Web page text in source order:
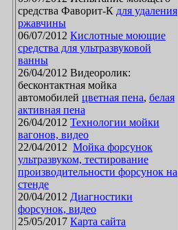
средства Фаворит-К для удаления
ржавчины
06/07/2012 Кислотные моющие
средства для ультразвуковой
ванны
26/04/2012 Видеоролик:
бесконтактная мойка
автомобилей цветная пена, белая
активная пена
26/04/2012 Технологии мойки
вагонов, видео
22/04/2012 Мойка форсунок
ультразвуком, тестирование
производительности форсунок на
стенде
20/04/2012 Диагностики
форсунок, видео
25/05/2017 Карта сайта